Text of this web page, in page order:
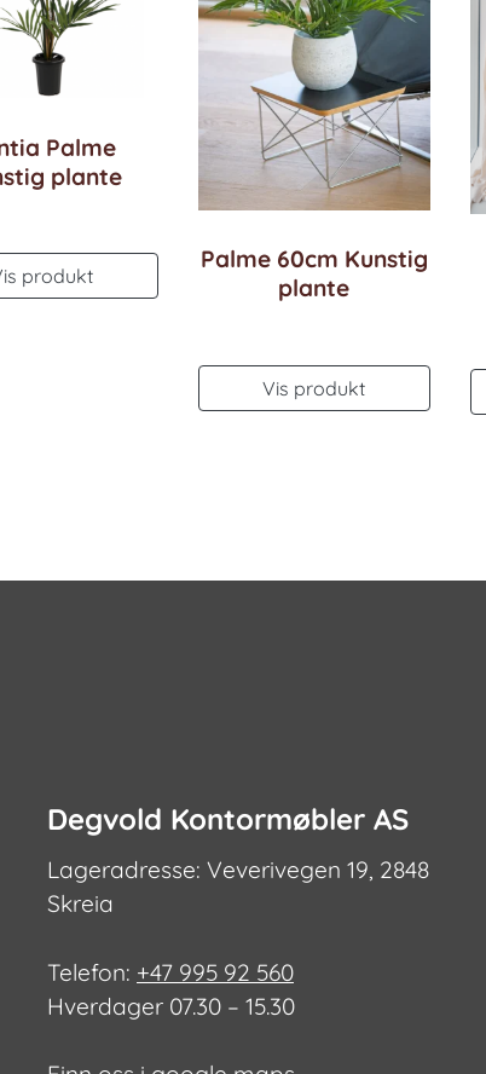
Palme
plante
produkt
Palme 60cm Kunstig
plante
Vis produkt
Degvold Kontormøbler AS
Lageradresse: Veverivegen 19, 2848
Skreia
Telefon: +47 995 92 560
Hverdager 07.30 – 15.30